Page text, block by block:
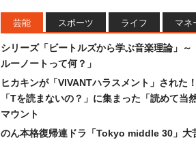
芸能 スポーツ ライフ マネ
シリーズ「ビートルズから学ぶ音楽理論」～
ルーノートって何？」
ヒカキンが「VIVANTハラスメント」された！
「Tを読まないの？」に集まった「読めて当然
マウント
のん本格復帰連ドラ「Tokyo middle 30」大